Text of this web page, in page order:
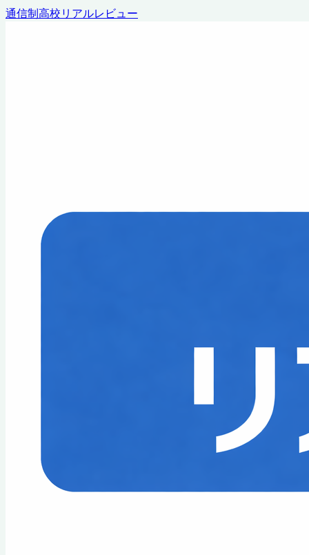
通信制高校リアルレビュー